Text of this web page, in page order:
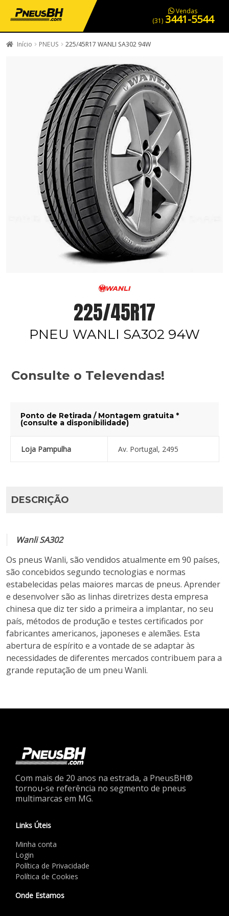
PNEUS EM OFERTA SERVIÇOS AUTOMOTIVOS NOSSA LOJA
Vendas
(31) 3441-5544
Início PNEUS 225/45R17 WANLI SA302 94W
225/45R17
PNEU WANLI SA302 94W
Consulte o Televendas!
Ponto de Retirada / Montagem gratuita *
(consulte a disponibilidade)
Loja Pampulha Av. Portugal, 2495
DESCRIÇÃO
Wanli SA302
Os pneus Wanli, são vendidos atualmente em 90 países,
são concebidos segundo tecnologias e normas
estabelecidas pelas maiores marcas de pneus. Aprender
e desenvolver são as linhas diretrizes desta empresa
chinesa que diz ter sido a primeira a implantar, no seu
país, métodos de produção e testes certificados por
fabricantes americanos, japoneses e alemães. Esta
abertura de espírito e a vontade de se adaptar às
necessidades de diferentes mercados contribuem para a
grande reputação de um pneu Wanli.
Com mais de 20 anos na estrada, a PneusBH®
tornou-se referência no segmento de pneus
multimarcas em MG.
Links Úteis
Minha conta
Login
Política de Privacidade
Política de Cookies
Onde Estamos